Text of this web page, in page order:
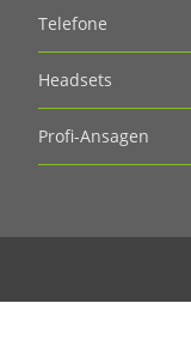
Telefone
Headsets
Profi-Ansagen